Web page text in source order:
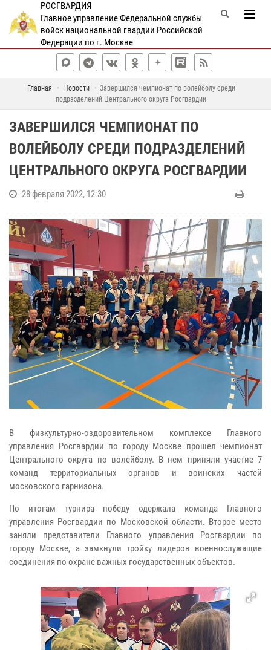
РОСГВАРДИЯ
Главное управление Федеральной службы
войск национальной гвардии Российской
Федерации по г. Москве
Главная Новости
Завершился чемпионат по волейболу среди
подразделений Центрального округа Росгвардии
ЗАВЕРШИЛСЯ ЧЕМПИОНАТ ПО
ВОЛЕЙБОЛУ СРЕДИ ПОДРАЗДЕЛЕНИЙ
ЦЕНТРАЛЬНОГО ОКРУГА РОСГВАРДИИ
28 февраля 2022, 12:30
В физкультурно-оздоровительном комплексе Главного
управления Росгвардии по городу Москве прошел чемпионат
Центрального округа по волейболу. В нем приняли участие 7
команд территориальных органов и воинских частей
московского гарнизона.
По итогам турнира победу одержала команда Главного
управления Росгвардии по Московской области. Второе место
заняли представители Главного управления Росгвардии по
городу Москве, а замкнули тройку лидеров военнослужащие
соединения по охране важных государственных объектов.